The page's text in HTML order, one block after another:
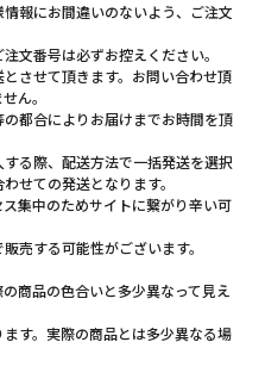
報にお間違いのないよう、ご注文
文番号は必ずお控えください。
させて頂きます。お問い合わせ頂
ん。
都合によりお届けまでお時間を頂
る際、配送方法で一括発送を選択
せての発送となります。
集中のためサイトに繋がり辛い可
売する可能性がございます。
商品の色合いと多少異なって見え
す。実際の商品とは多少異なる場